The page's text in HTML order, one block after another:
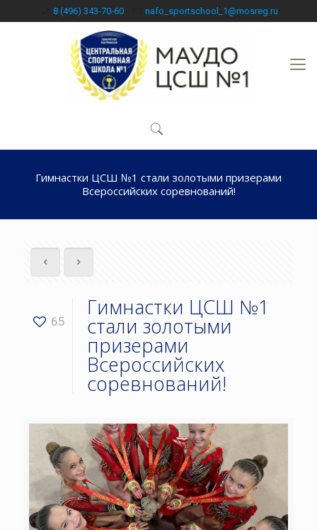
8 (496) 343-70-60 nafo_sportschool_1@mosreg.ru
Гимнастки ЦСШ №1 стали золотыми призерами
Всероссийских соревнований!
65
Гимнастки ЦСШ №1
стали золотыми
призерами
Всероссийских
соревнований!